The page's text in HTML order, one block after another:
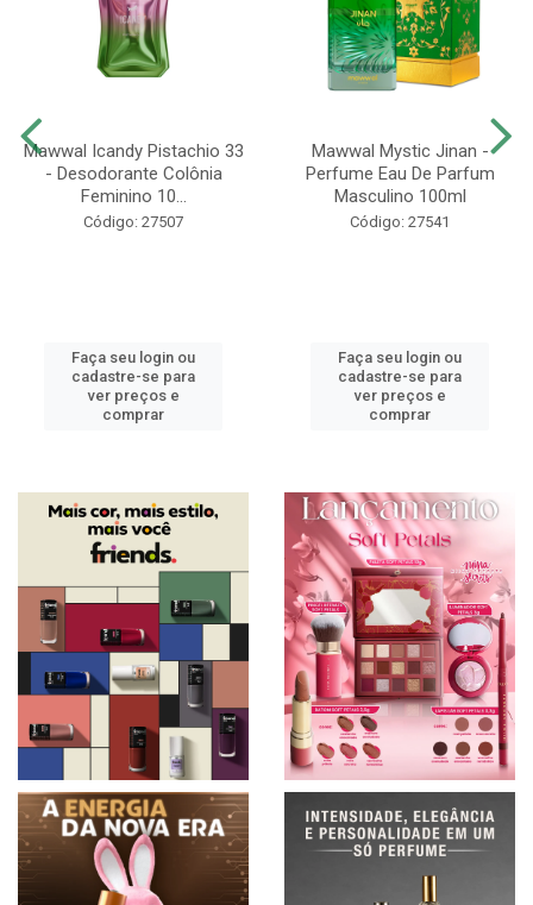
Mawwal Icandy Pistachio 33
- Desodorante Colônia
Feminino 10...
Código: 27507
Faça seu login ou
cadastre-se para
ver preços e
comprar
Mawwal Mystic Jinan -
Perfume Eau De Parfum
Masculino 100ml
Código: 27541
Faça seu login ou
cadastre-se para
ver preços e
comprar